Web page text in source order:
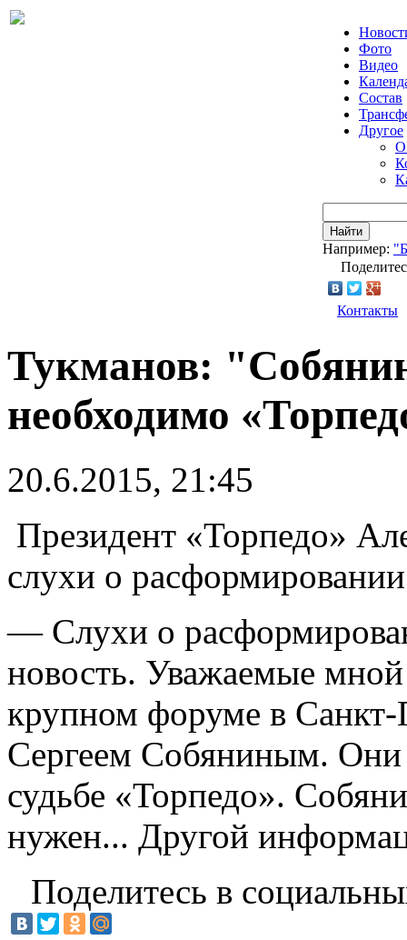
Фото
Видео
Состав
Другое
О
Найти
Например:
Контакты
Тукманов:
необходимо
20.6.2015, 21:45
Президент «Торпедо»
слухи о
— Слухи о
новость. Уважаемые
крупном форуме в
Сергеем Собяниным. Они
судьбе «Торпедо».
нужен... Другой
Поделитесь в